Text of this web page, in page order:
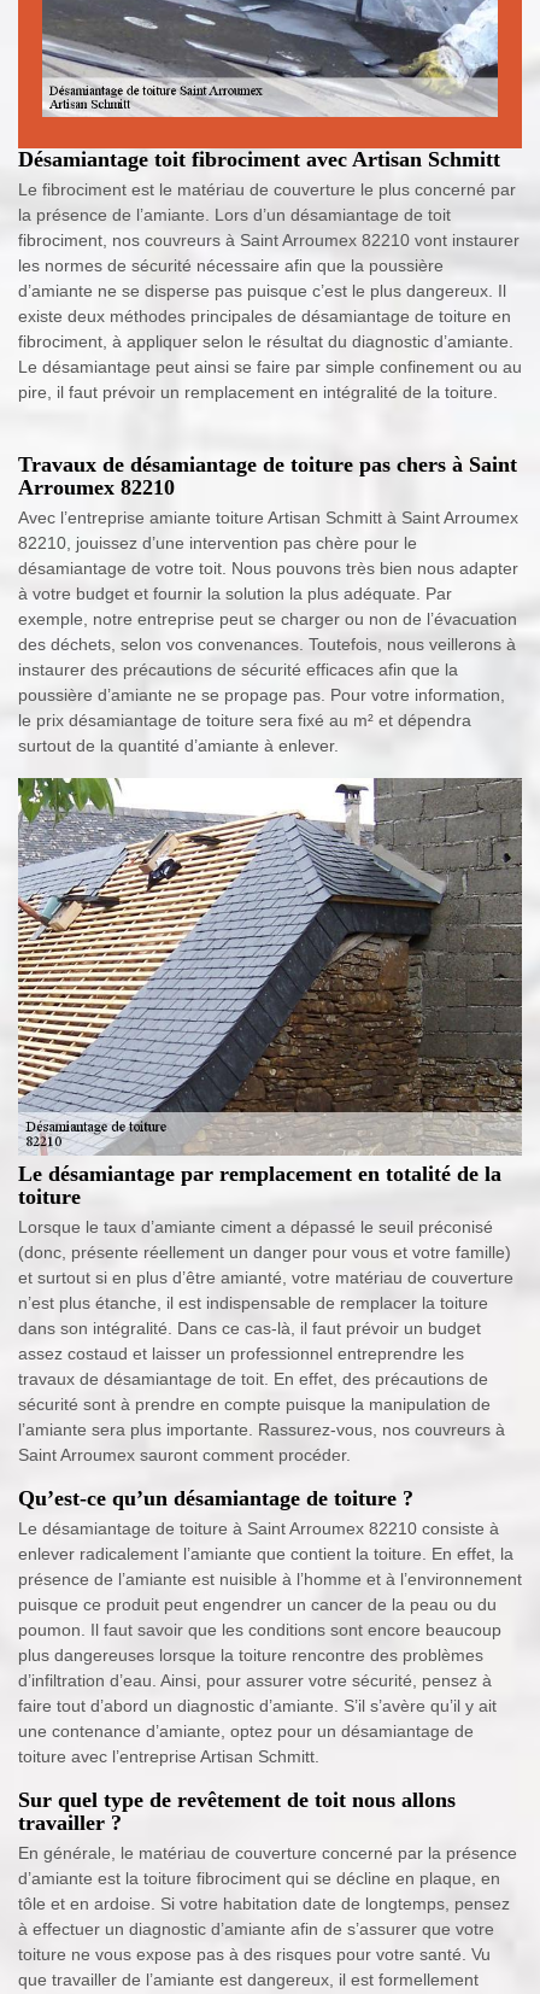
Désamiantage toit fibrociment avec Artisan Schmitt
Le fibrociment est le matériau de couverture le plus concerné par
la présence de l’amiante. Lors d’un désamiantage de toit
fibrociment, nos couvreurs à Saint Arroumex 82210 vont instaurer
les normes de sécurité nécessaire afin que la poussière
d’amiante ne se disperse pas puisque c’est le plus dangereux. Il
existe deux méthodes principales de désamiantage de toiture en
fibrociment, à appliquer selon le résultat du diagnostic d’amiante.
Le désamiantage peut ainsi se faire par simple confinement ou au
pire, il faut prévoir un remplacement en intégralité de la toiture.
Travaux de désamiantage de toiture pas chers à Saint
Arroumex 82210
Avec l’entreprise amiante toiture Artisan Schmitt à Saint Arroumex
82210, jouissez d’une intervention pas chère pour le
désamiantage de votre toit. Nous pouvons très bien nous adapter
à votre budget et fournir la solution la plus adéquate. Par
exemple, notre entreprise peut se charger ou non de l’évacuation
des déchets, selon vos convenances. Toutefois, nous veillerons à
instaurer des précautions de sécurité efficaces afin que la
poussière d’amiante ne se propage pas. Pour votre information,
le prix désamiantage de toiture sera fixé au m² et dépendra
surtout de la quantité d’amiante à enlever.
Le désamiantage par remplacement en totalité de la
toiture
Lorsque le taux d’amiante ciment a dépassé le seuil préconisé
(donc, présente réellement un danger pour vous et votre famille)
et surtout si en plus d’être amianté, votre matériau de couverture
n’est plus étanche, il est indispensable de remplacer la toiture
dans son intégralité. Dans ce cas-là, il faut prévoir un budget
assez costaud et laisser un professionnel entreprendre les
travaux de désamiantage de toit. En effet, des précautions de
sécurité sont à prendre en compte puisque la manipulation de
l’amiante sera plus importante. Rassurez-vous, nos couvreurs à
Saint Arroumex sauront comment procéder.
Qu’est-ce qu’un désamiantage de toiture ?
Le désamiantage de toiture à Saint Arroumex 82210 consiste à
enlever radicalement l’amiante que contient la toiture. En effet, la
présence de l’amiante est nuisible à l’homme et à l’environnement
puisque ce produit peut engendrer un cancer de la peau ou du
poumon. Il faut savoir que les conditions sont encore beaucoup
plus dangereuses lorsque la toiture rencontre des problèmes
d’infiltration d’eau. Ainsi, pour assurer votre sécurité, pensez à
faire tout d’abord un diagnostic d’amiante. S’il s’avère qu’il y ait
une contenance d’amiante, optez pour un désamiantage de
toiture avec l’entreprise Artisan Schmitt.
Sur quel type de revêtement de toit nous allons
travailler ?
En générale, le matériau de couverture concerné par la présence
d’amiante est la toiture fibrociment qui se décline en plaque, en
tôle et en ardoise. Si votre habitation date de longtemps, pensez
à effectuer un diagnostic d’amiante afin de s’assurer que votre
toiture ne vous expose pas à des risques pour votre santé. Vu
que travailler de l’amiante est dangereux, il est formellement